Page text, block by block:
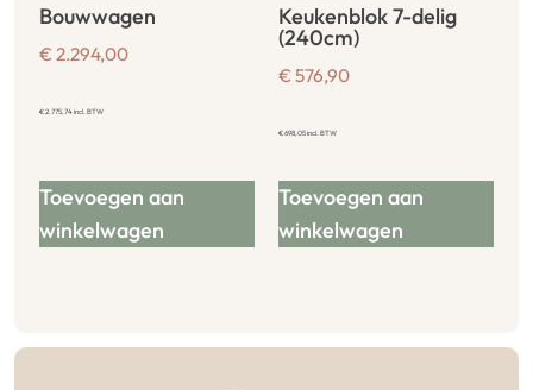
Bouwwagen
€ 2.294,00
€2.775,74incl. BTW
Toevoegen aan
winkelwagen
Keukenblok 7-delig
(240cm)
€ 576,90
€698,05incl. BTW
Toevoegen aan
winkelwagen